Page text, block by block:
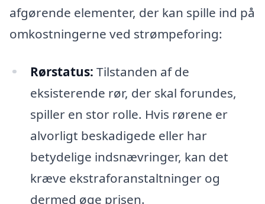
afgørende elementer, der kan spille ind på
omkostningerne ved strømpeforing:
Rørstatus: Tilstanden af de
eksisterende rør, der skal forundes,
spiller en stor rolle. Hvis rørene er
alvorligt beskadigede eller har
betydelige indsnævringer, kan det
kræve ekstraforanstaltninger og
dermed øge prisen.